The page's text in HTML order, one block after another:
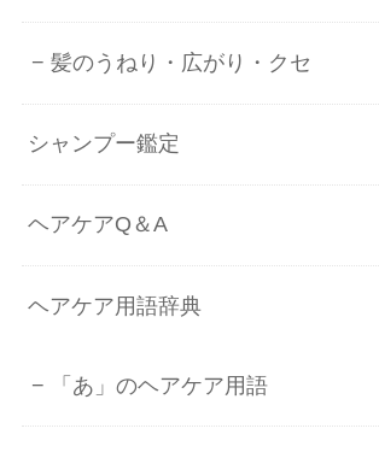
髪のうねり・広がり・クセ
シャンプー鑑定
ヘアケアQ＆A
ヘアケア用語辞典
「あ」のヘアケア用語